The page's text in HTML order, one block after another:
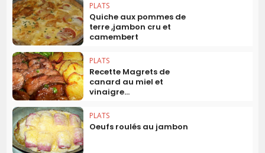
PLATS
Quiche aux pommes de
terre ,jambon cru et
camembert
PLATS
Recette Magrets de
canard au miel et
vinaigre...
PLATS
Oeufs roulés au jambon